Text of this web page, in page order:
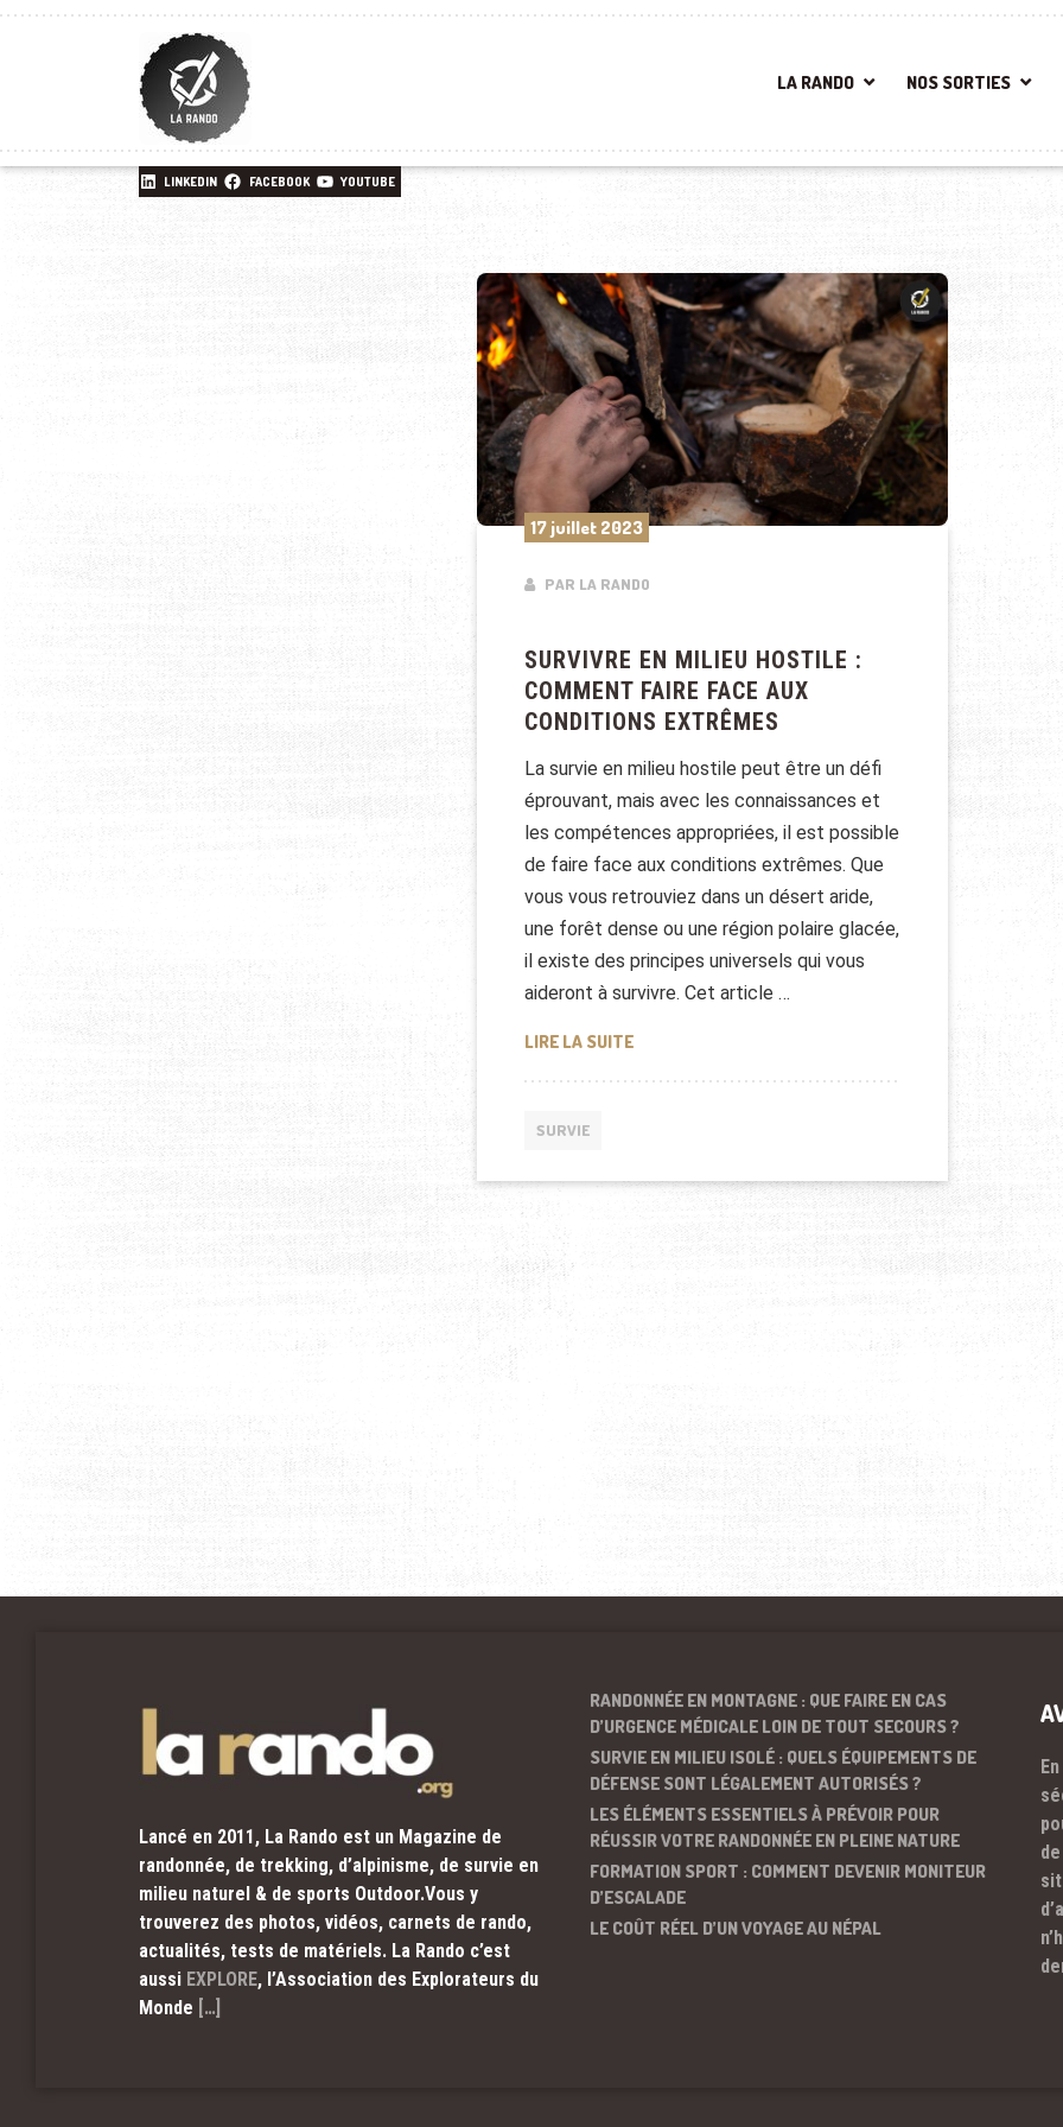
LA RANDO NOS SORTIES
LINKEDIN FACEBOOK YOUTUBE
17 juillet 2023
PAR LA RANDO
SURVIVRE EN MILIEU HOSTILE :
COMMENT FAIRE FACE AUX
CONDITIONS EXTRÊMES
La survie en milieu hostile peut être un défi
éprouvant, mais avec les connaissances et
les compétences appropriées, il est possible
de faire face aux conditions extrêmes. Que
vous vous retrouviez dans un désert aride,
une forêt dense ou une région polaire glacée,
il existe des principes universels qui vous
aideront à survivre. Cet article …
LIRE LA SUITESURVIVRE EN MILIEU HOSTILE : COMMENT FAIRE FACE
SURVIE
Lancé en 2011, La Rando est un Magazine de
randonnée, de trekking, d’alpinisme, de survie en
milieu naturel & de sports Outdoor.Vous y
trouverez des photos, vidéos, carnets de rando,
actualités, tests de matériels. La Rando c’est
aussi EXPLORE, l’Association des Explorateurs du
Monde […]
RANDONNÉE EN MONTAGNE : QUE FAIRE EN CAS
D’URGENCE MÉDICALE LOIN DE TOUT SECOURS ?
SURVIE EN MILIEU ISOLÉ : QUELS ÉQUIPEMENTS DE
DÉFENSE SONT LÉGALEMENT AUTORISÉS ?
LES ÉLÉMENTS ESSENTIELS À PRÉVOIR POUR
RÉUSSIR VOTRE RANDONNÉE EN PLEINE NATURE
FORMATION SPORT : COMMENT DEVENIR MONITEUR
D’ESCALADE
LE COÛT RÉEL D’UN VOYAGE AU NÉPAL